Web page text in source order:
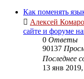
Как поменять
Алексей
сайте и форуме
0 Ответы
90137
Последнее
13 янв 2019,